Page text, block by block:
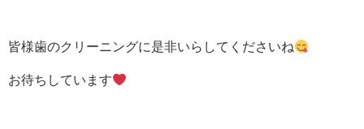
皆様歯のクリーニングに是非いらしてくださいね
お待ちしています